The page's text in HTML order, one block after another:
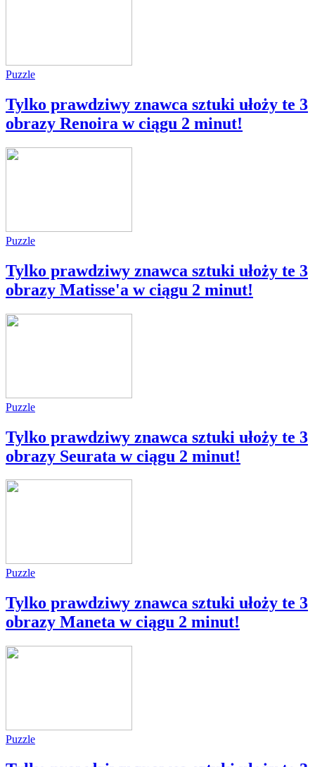
Puzzle
Tylko prawdziwy znawca sztuki ułoży te 3
obrazy Renoira w ciągu 2 minut!
Puzzle
Tylko prawdziwy znawca sztuki ułoży te 3
obrazy Matisse'a w ciągu 2 minut!
Puzzle
Tylko prawdziwy znawca sztuki ułoży te 3
obrazy Seurata w ciągu 2 minut!
Puzzle
Tylko prawdziwy znawca sztuki ułoży te 3
obrazy Maneta w ciągu 2 minut!
Puzzle